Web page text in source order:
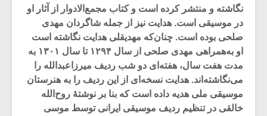
نگاشته و منتشر کرده است و کتاب مجمع‌الادوار از آثار او
در موسیقی است. هدایت نیز از جمله شاگردان مهدی
صلحی بوده است. چنان‌که مهدیقلی هدایت نگاشته است
او به‌همراهی مهدی‌ صلحی از سال ۱۲۹۴ تا سال ۱۳۰۱ به
مدت هفت سال، هفته‌ای دو شب ردیف میرزاعبدالله را
می‌نگاشته‌اند. هدایت نسخه‌ای از این ردیف را به هنرستان
موسیقی ملی هدیه داده است که بنا بر نوشتۀ روح‌الله
خالقی در تنظیم ردیف موسیقی ایرانی توسط موسی